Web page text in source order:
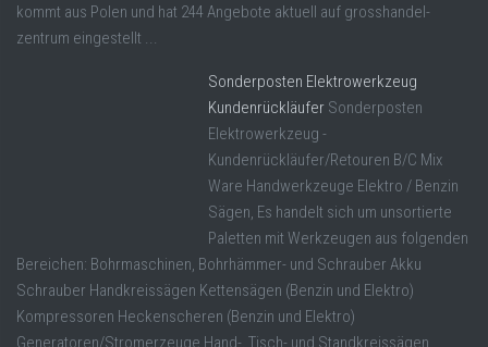
kommt aus Polen und hat 244 Angebote aktuell auf grosshandel-
zentrum eingestellt ...
Sonderposten Elektrowerkzeug
Kundenrückläufer Sonderposten
Elektrowerkzeug -
Kundenrückläufer/Retouren B/C Mix
Ware Handwerkzeuge Elektro / Benzin
Sägen, Es handelt sich um unsortierte
Paletten mit Werkzeugen aus folgenden
Bereichen: Bohrmaschinen, Bohrhämmer- und Schrauber Akku
Schrauber Handkreissägen Kettensägen (Benzin und Elektro)
Kompressoren Heckenscheren (Benzin und Elektro)